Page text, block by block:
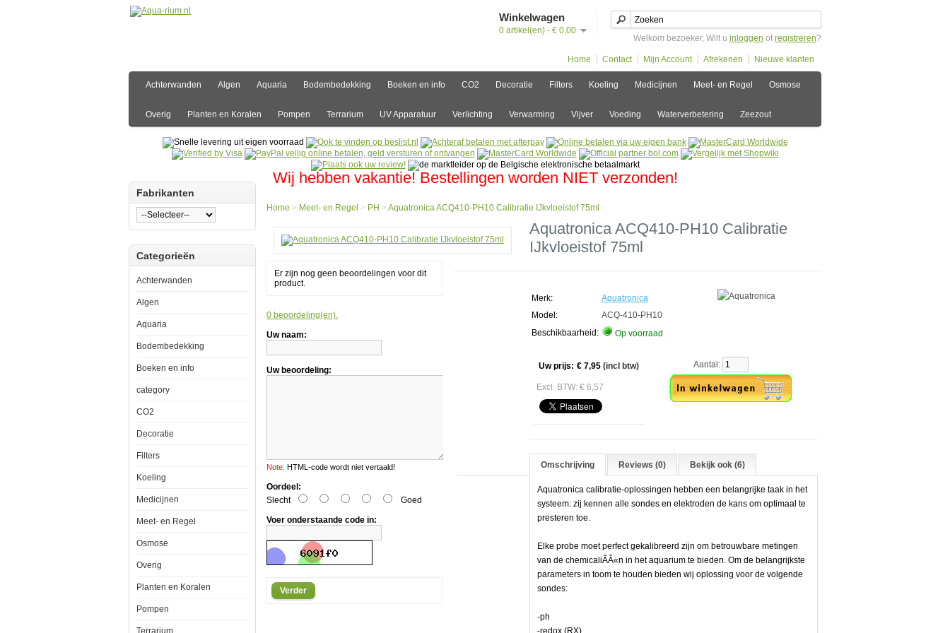
Winkelwagen
0 artikel(en) - € 0,00
Welkom bezoeker, Wilt u inloggen ofregistreren?
Home Contact Mijn Account Afrekenen Nieuwe klanten
Achterwanden Algen Aquaria Bodembedekking Boeken en info CO2 Decoratie Filters Koeling Medicijnen Meet- en Regel Osmose
Overig Planten en Koralen Pompen Terrarium UV Apparatuur Verlichting Verwarming Vijver Voeding Waterverbetering Zeezout
Wij hebben vakantie! Bestellingen worden NIET verzonden!
Fabrikanten
Categorieën
Achterwanden
Algen
Aquaria
Bodembedekking
Boeken en info
category
CO2
Decoratie
Filters
Koeling
Medicijnen
Meet- en Regel
Osmose
Overig
Planten en Koralen
Pompen
Terrarium
Meet-
Regel
PH
PH10
IJkvloeistof
Calibratie
75ml
Aquatronica
oplossingen
hebben
Home > Meet- en Regel > PH > Aquatronica ACQ410-PH10 Calibratie IJkvloeistof 75ml
Er zijn nog geen beoordelingen voor dit
product.
0 beoordeling(en).
Uw naam:
Uw beoordeling:
Note: HTML-code wordt niet vertaald!
Oordeel:
Slecht
Goed
Voer onderstaande code in:
Verder
Aquatronica ACQ410-PH10 Calibratie
IJkvloeistof 75ml
Merk:
Aquatronica
Model:
ACQ-410-PH10
Beschikbaarheid:
Op voorraad
Uw prijs: € 7,95 (incl btw)
Excl. BTW: € 6,57
Aantal:
Omschrijving Reviews (0) Bekijk ook (6)
Aquatronica calibratie-oplossingen hebben een belangrijke taak in het
systeem: zij kennen alle sondes en elektroden de kans om optimaal te
presteren toe.
Elke probe moet perfect gekalibreerd zijn om betrouwbare metingen
van de chemicaliÃÂ«n in het aquarium te bieden. Om de belangrijkste
parameters in toom te houden bieden wij oplossing voor de volgende
sondes:
-ph
-redox (RX)